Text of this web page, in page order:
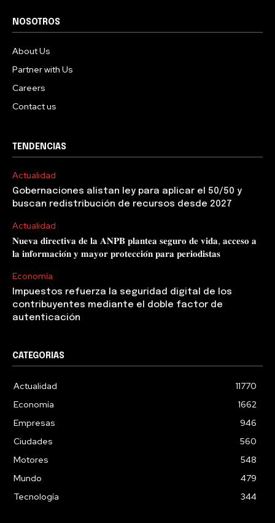
NOSOTROS
About Us
Partner with Us
Careers
Contact us
TENDENCIAS
Actualidad
Gobernaciones alistan ley para aplicar el 50/50 y
buscan redistribución de recursos desde 2027
Actualidad
𝐍𝐮𝐞𝐯𝐚 𝐝𝐢𝐫𝐞𝐜𝐭𝐢𝐯𝐚 𝐝𝐞 𝐥𝐚 𝐀𝐍𝐏𝐁 𝐩𝐥𝐚𝐧𝐭𝐞𝐚 𝐬𝐞𝐠𝐮𝐫𝐨 𝐝𝐞 𝐯𝐢𝐝𝐚, 𝐚𝐜𝐜𝐞𝐬𝐨 𝐚
𝐥𝐚 𝐢𝐧𝐟𝐨𝐫𝐦𝐚𝐜𝐢𝐨́𝐧 𝐲 𝐦𝐚𝐲𝐨𝐫 𝐩𝐫𝐨𝐭𝐞𝐜𝐜𝐢𝐨́𝐧 𝐩𝐚𝐫𝐚 𝐩𝐞𝐫𝐢𝐨𝐝𝐢𝐬𝐭𝐚𝐬
Economía
Impuestos refuerza la seguridad digital de los
contribuyentes mediante el doble factor de
autenticación
CATEGORIAS
Actualidad
11770
Economía
1662
Empresas
946
Ciudades
560
Motores
548
Mundo
479
Tecnología
344